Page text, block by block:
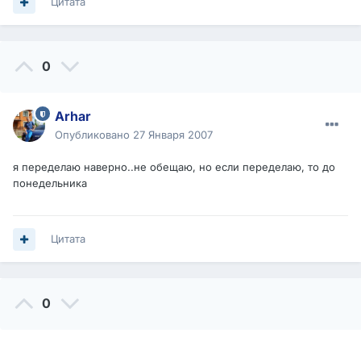
0
Arhar
Опубликовано 27 Января 2007
я переделаю наверно..не обещаю, но если переделаю, то до
понедельника
Цитата
0